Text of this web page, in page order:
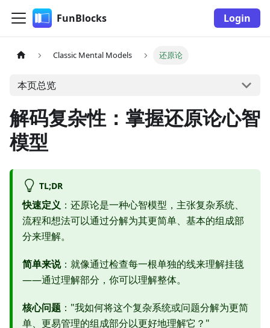
FunBlocks Login
Classic Mental Models 还原论
本页总览
解码复杂性：掌握还原论心智
模型
TL;DR
快速定义 ：还原论是一种心智模型，主张复杂系统、
流程和想法可以通过分解为其更简单、基本的组成部
分来理解。
简单来说：就像通过检查每一根单独的线来理解挂毯
——通过理解部分，你可以理解整体。
核心问题 ："我如何将这个复杂系统或问题分解为更简
单、更易管理的组成部分以更好地理解它？"